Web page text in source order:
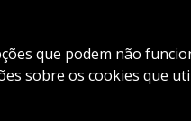
que podem não
sobre os cookies que